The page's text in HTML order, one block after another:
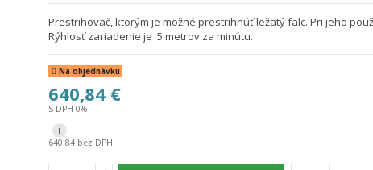
Prestrihovač, ktorým je možné prestrihnúť ležatý falc. Pri jeho
Rýhlosť zariadenie je 5 metrov za minútu.
Na objednávku
640,84 €
S DPH 0%
i
640.84 bez DPH